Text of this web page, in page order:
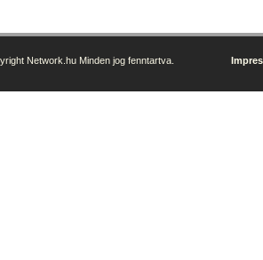
Network.hu Minden jog fenntartva.